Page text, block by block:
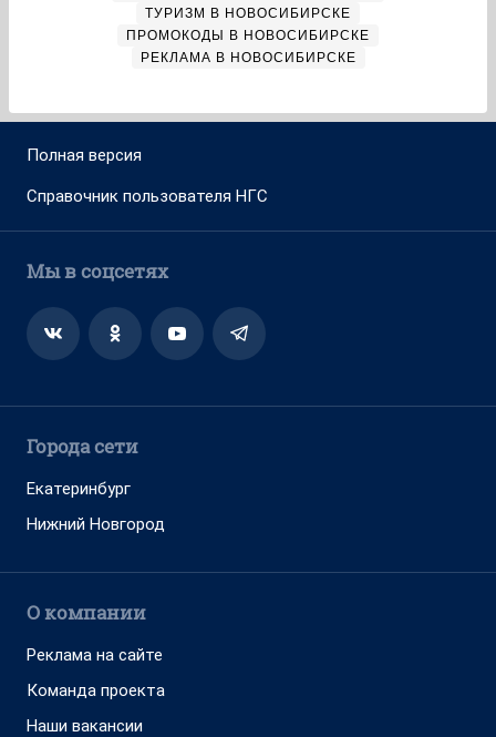
ТУРИЗМ В НОВОСИБИРСКЕ
ПРОМОКОДЫ В НОВОСИБИРСКЕ
РЕКЛАМА В НОВОСИБИРСКЕ
Полная версия
Справочник пользователя НГС
Мы в соцсетях
Города сети
Екатеринбург
Нижний Новгород
О компании
Реклама на сайте
Команда проекта
Наши вакансии